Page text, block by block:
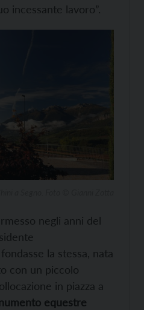
incessante lavoro”.
negli anni del
la stessa, nata
con un piccolo
in piazza a
equestre